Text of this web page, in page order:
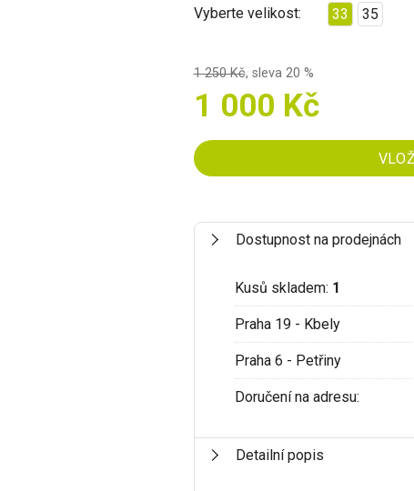
Vyberte velikost: 33 35
1 250 Kč, sleva 20 %
1 000 Kč
Dostupnost na prodejnách
Kusů skladem: 1
Praha 19 - Kbely
Praha 6 - Petřiny
Doručení na adresu:
Detailní popis